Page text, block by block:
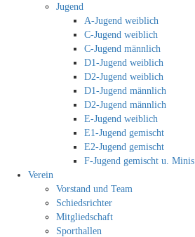
Jugend
A-Jugend weiblich
C-Jugend weiblich
C-Jugend männlich
D1-Jugend weiblich
D2-Jugend weiblich
D1-Jugend männlich
D2-Jugend männlich
E-Jugend weiblich
E1-Jugend gemischt
E2-Jugend gemischt
F-Jugend gemischt u. Minis
Verein
Vorstand und Team
Schiedsrichter
Mitgliedschaft
Sporthallen